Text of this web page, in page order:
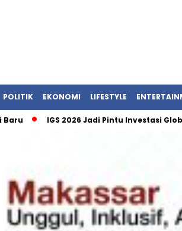
POLITIK EKONOMI LIFESTYLE
IGS 2026 Jadi Pintu Investasi Global,